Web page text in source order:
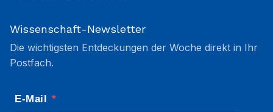
Wissenschaft-Newsletter
Die wichtigsten Entdeckungen der Woche direkt in Ihr
Postfach.